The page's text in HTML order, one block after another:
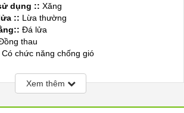
dụng :: Xăng
:: Lừa thường
Đá lửa
thau
Có chức năng chống gió
Xem thêm